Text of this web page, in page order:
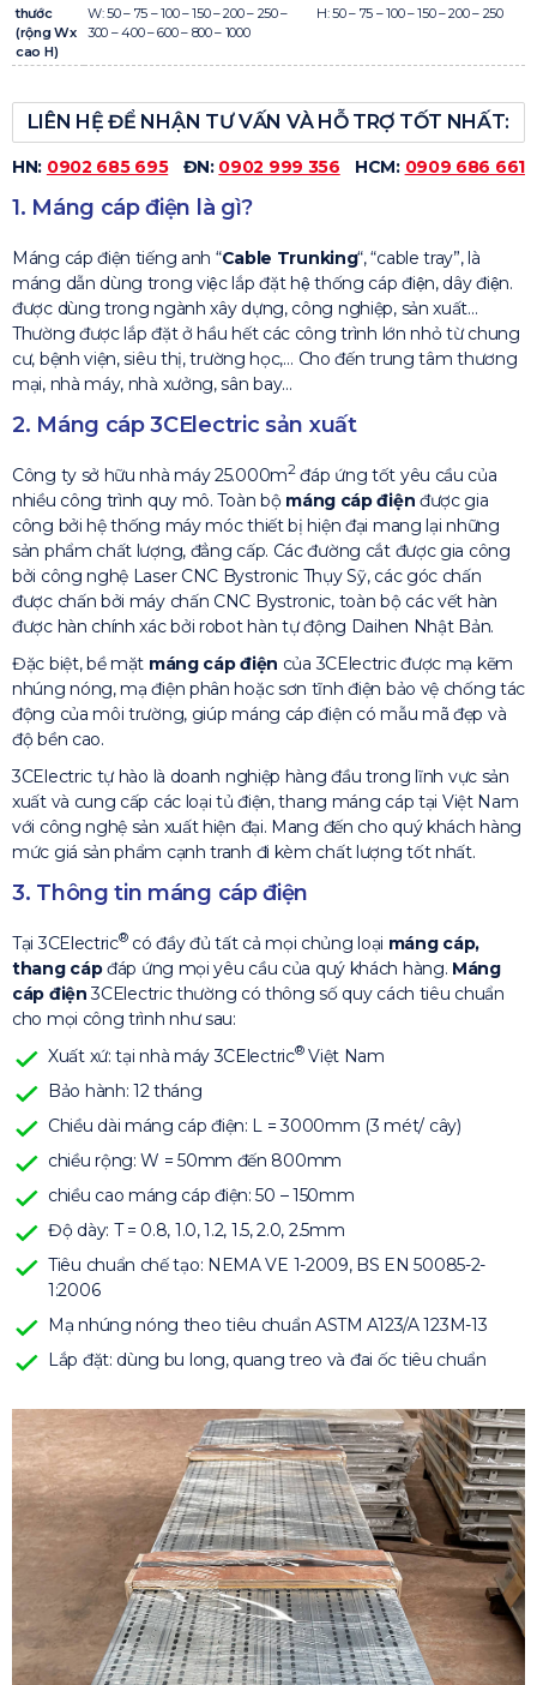
thước
(rộng Wx
cao H)
W: 50 – 75 – 100 – 150 – 200 – 250 –
300 – 400 – 600 – 800 – 1000
H: 50 – 75 – 100 – 150 – 200 – 250
LIÊN HỆ ĐỂ NHẬN TƯ VẤN VÀ HỖ TRỢ TỐT NHẤT:
HN: 0902 685 695 ĐN: 0902 999 356 HCM: 0909 686 661
1. Máng cáp điện là gì?
Máng cáp điện tiếng anh “Cable Trunking“, “cable tray”, là
máng dẫn dùng trong việc lắp đặt hệ thống cáp điện, dây điện.
được dùng trong ngành xây dựng, công nghiệp, sản xuất…
Thường được lắp đặt ở hầu hết các công trình lớn nhỏ từ chung
cư, bệnh viện, siêu thị, trường học,… Cho đến trung tâm thương
mại, nhà máy, nhà xưởng, sân bay…
2. Máng cáp 3CElectric sản xuất
Công ty sở hữu nhà máy 25.000m2đáp ứng tốt yêu cầu của
nhiều công trình quy mô. Toàn bộ máng cáp điện được gia
công bởi hệ thống máy móc thiết bị hiện đại mang lại những
sản phẩm chất lượng, đẳng cấp. Các đường cắt được gia công
bởi công nghệ Laser CNC Bystronic Thụy Sỹ, các góc chấn
được chấn bởi máy chấn CNC Bystronic, toàn bộ các vết hàn
được hàn chính xác bởi robot hàn tự động Daihen Nhật Bản.
Đặc biệt, bề mặt máng cáp điện của 3CElectric được mạ kẽm
nhúng nóng, mạ điện phân hoặc sơn tĩnh điện bảo vệ chống tác
động của môi trường, giúp máng cáp điện có mẫu mã đẹp và
độ bền cao.
3CElectric tự hào là doanh nghiệp hàng đầu trong lĩnh vực sản
xuất và cung cấp các loại tủ điện, thang máng cáp tại Việt Nam
với công nghệ sản xuất hiện đại. Mang đến cho quý khách hàng
mức giá sản phẩm cạnh tranh đi kèm chất lượng tốt nhất.
3. Thông tin máng cáp điện
Tại 3CElectric®có đầy đủ tất cả mọi chủng loại máng cáp,
thang cápđáp ứng mọi yêu cầu của quý khách hàng. Máng
cáp điện3CElectric thường có thông số quy cách tiêu chuẩn
cho mọi công trình như sau:
Xuất xứ: tại nhà máy 3CElectric®Việt Nam
Bảo hành: 12 tháng
Chiều dài máng cáp điện: L = 3000mm (3 mét/ cây)
chiều rộng: W = 50mm đến 800mm
chiều cao máng cáp điện: 50 – 150mm
Độ dày: T = 0.8, 1.0, 1.2, 1.5, 2.0, 2.5mm
Tiêu chuẩn chế tạo: NEMA VE 1-2009, BS EN 50085-2-
1:2006
Mạ nhúng nóng theo tiêu chuẩn ASTM A123/A 123M-13
Lắp đặt: dùng bu long, quang treo và đai ốc tiêu chuẩn